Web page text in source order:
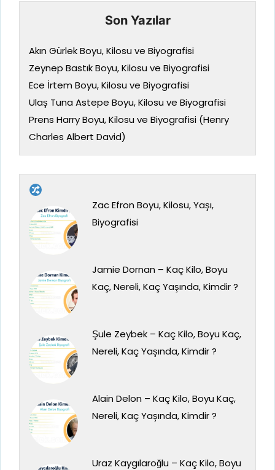
Son Yazılar
Akın Gürlek Boyu, Kilosu ve Biyografisi
Zeynep Bastık Boyu, Kilosu ve Biyografisi
Ece İrtem Boyu, Kilosu ve Biyografisi
Ulaş Tuna Astepe Boyu, Kilosu ve Biyografisi
Prens Harry Boyu, Kilosu ve Biyografisi (Henry
Charles Albert David)
Zac Efron Boyu, Kilosu, Yaşı,
Biyografisi
Jamie Dornan – Kaç Kilo, Boyu
Kaç, Nereli, Kaç Yaşında, Kimdir ?
Şule Zeybek – Kaç Kilo, Boyu Kaç,
Nereli, Kaç Yaşında, Kimdir ?
Alain Delon – Kaç Kilo, Boyu Kaç,
Nereli, Kaç Yaşında, Kimdir ?
Uraz Kaygılaroğlu – Kaç Kilo, Boyu